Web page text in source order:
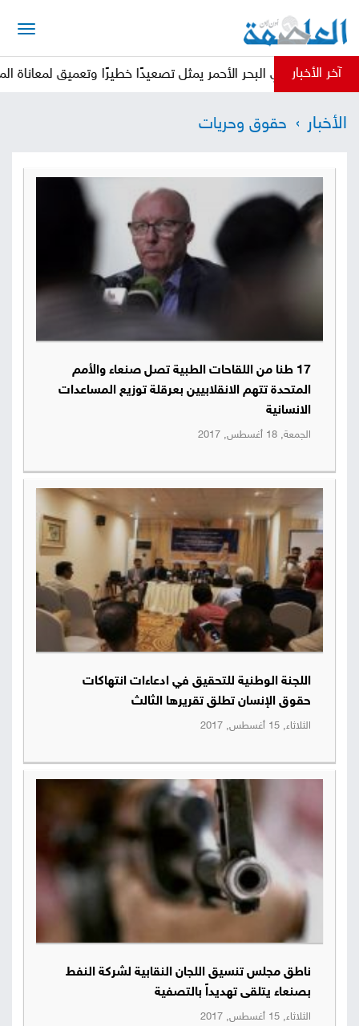
محلية
فيديوهات
بنا
البحث
آخر الأخبار
في البحر الأحمر يمثل تصعيدًا خطيرًا وتعميق لمعاناة المواطنين
الأخبار حقوق وحريات
17 طنا من اللقاحات الطبية تصل صنعاء والأمم
المتحدة تتهم الانقلابيين بعرقلة توزيع المساعدات
الانسانية
الجمعة, 18 أغسطس, 2017
اللجنة الوطنية للتحقيق في ادعاءات انتهاكات
حقوق الإنسان تطلق تقريرها الثالث
الثلاثاء, 15 أغسطس, 2017
ناطق مجلس تنسيق اللجان النقابية لشركة النفط
بصنعاء يتلقى تهديداً بالتصفية
الثلاثاء, 15 أغسطس, 2017